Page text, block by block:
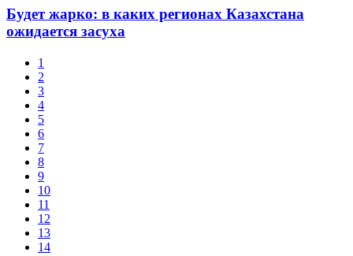
Будет жарко: в каких регионах Казахстана
ожидается засуха
1
2
3
4
5
6
7
8
9
10
11
12
13
14